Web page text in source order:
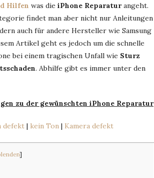
Hilfen was die iPhone Reparaturangeht.
findet man aber nicht nur Anleitungen
auch für andere Hersteller wie Samsung
Artikel geht es jedoch um die schnelle
bei einem tragischen Unfall wie Sturz
. Abhilfe gibt es immer unter den
zu der gewünschten iPhone Reparatur
defekt | kein Ton | Kamera defekt
]